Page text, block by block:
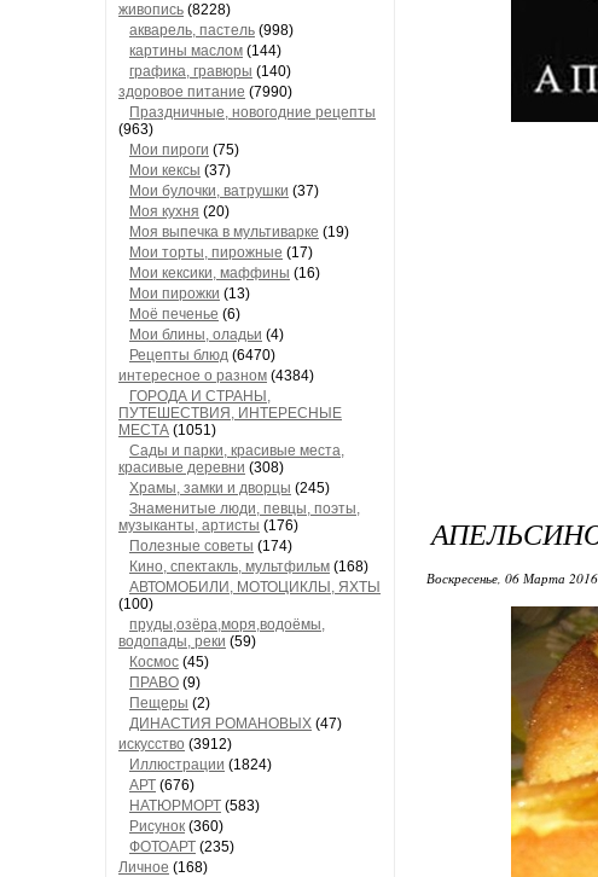
живопись (8228)
акварель, пастель (998)
картины маслом (144)
графика, гравюры (140)
здоровое питание (7990)
Праздничные, новогодние рецепты
(963)
Мои пироги (75)
Мои кексы (37)
Мои булочки, ватрушки (37)
Моя кухня (20)
Моя выпечка в мультиварке (19)
Мои торты, пирожные (17)
Мои кексики, маффины (16)
Мои пирожки (13)
Моё печенье (6)
Мои блины, оладьи (4)
Рецепты блюд (6470)
интересное о разном (4384)
ГОРОДА И СТРАНЫ,
ПУТЕШЕСТВИЯ, ИНТЕРЕСНЫЕ
МЕСТА (1051)
Сады и парки, красивые места,
красивые деревни (308)
Храмы, замки и дворцы (245)
Знаменитые люди, певцы, поэты,
музыканты, артисты (176)
Полезные советы (174)
Кино, спектакль, мультфильм (168)
АВТОМОБИЛИ, МОТОЦИКЛЫ, ЯХТЫ
(100)
пруды,озёра,моря,водоёмы,
водопады, реки (59)
Космос (45)
ПРАВО (9)
Пещеры (2)
ДИНАСТИЯ РОМАНОВЫХ (47)
искусство (3912)
Иллюстрации (1824)
АРТ (676)
НАТЮРМОРТ (583)
Рисунок (360)
ФОТОАРТ (235)
Личное (168)
Воскресенье, 06 Марта